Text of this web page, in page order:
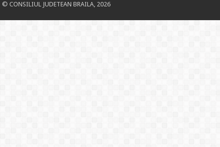
© CONSILIUL JUDETEAN BRAILA, 2026